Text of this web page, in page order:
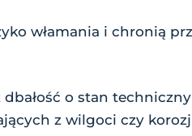
włamania i chronią
o stan
z wilgoci czy